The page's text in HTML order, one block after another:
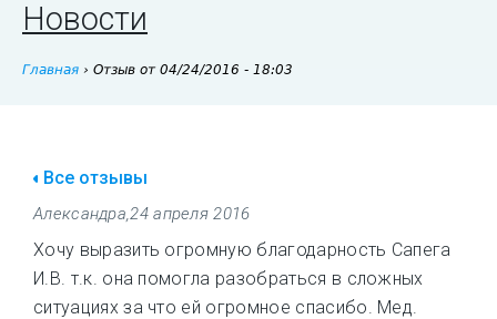
Новости
Главная › Отзыв от 04/24/2016 - 18:03
Все отзывы
Александра,24 апреля 2016
Хочу выразить огромную благодарность Сапега
И.В. т.к. она помогла разобраться в сложных
ситуациях за что ей огромное спасибо. Мед.